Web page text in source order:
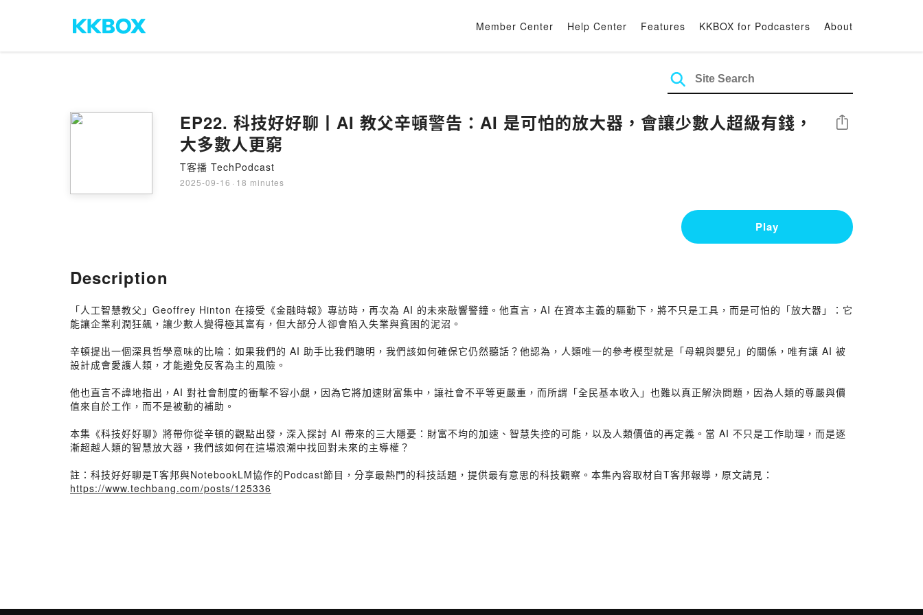
Member Center Help Center Features KKBOX for Podcasters About
EP22. 科技好好聊丨AI 教父辛頓警告：AI 是可怕的放大器，會讓少數人超級有錢，
大多數人更窮
T客播 TechPodcast
2025-09-16 · 18 minutes
Share
Play
Description
「人工智慧教父」Geoffrey Hinton 在接受《金融時報》專訪時，再次為 AI 的未來敲響警鐘。他直言，AI 在資本主義的驅動下，將不只是工具，而是可怕的「放大器」：它
能讓企業利潤狂飆，讓少數人變得極其富有，但大部分人卻會陷入失業與貧困的泥沼。
辛頓提出一個深具哲學意味的比喻：如果我們的 AI 助手比我們聰明，我們該如何確保它仍然聽話？他認為，人類唯一的參考模型就是「母親與嬰兒」的關係，唯有讓 AI 被
設計成會愛護人類，才能避免反客為主的風險。
他也直言不諱地指出，AI 對社會制度的衝擊不容小覷，因為它將加速財富集中，讓社會不平等更嚴重，而所謂「全民基本收入」也難以真正解決問題，因為人類的尊嚴與價
值來自於工作，而不是被動的補助。
本集《科技好好聊》將帶你從辛頓的觀點出發，深入探討 AI 帶來的三大隱憂：財富不均的加速、智慧失控的可能，以及人類價值的再定義。當 AI 不只是工作助理，而是逐
漸超越人類的智慧放大器，我們該如何在這場浪潮中找回對未來的主導權？
註：科技好好聊是T客邦與NotebookLM協作的Podcast節目，分享最熱門的科技話題，提供最有意思的科技觀察。本集內容取材自T客邦報導，原文請見：
https://www.techbang.com/posts/125336